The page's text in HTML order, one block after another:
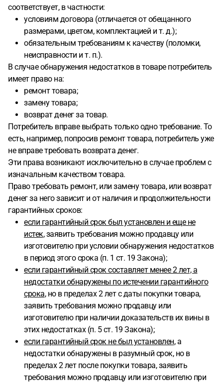
экспертиза подтвердит, что это негарантийный случай?
соответствует, в частности:
условиям договора (отличается от обещанного
размерами, цветом, комплектацией и т. д.);
обязательным требованиям к качеству (поломки,
неисправности и т. п.).
В случае обнаружения недостатков в товаре потребитель
имеет право на:
ремонт товара;
замену товара;
возврат денег за товар.
Потребитель вправе выбрать только одно требование. То
есть, например, попросив ремонт товара, потребитель уже
не вправе требовать возврата денег.
Эти права возникают исключительно в случае проблем с
изначальным качеством товара.
Право требовать ремонт, или замену товара, или возврат
денег за него зависит и от наличия и продолжительности
гарантийных сроков:
если гарантийный срок был установлен и еще не
истек, заявить требования можно продавцу или
изготовителю при условии обнаружения недостатков
в период этого срока (п. 1 ст. 19 Закона);
если гарантийный срок составляет менее 2 лет, а
недостатки обнаружены по истечении гарантийного
срока, но в пределах 2 лет с даты покупки товара,
заявить требования можно продавцу или
изготовителю при наличии доказательств их вины в
этих недостатках (п. 5 ст. 19 Закона);
если гарантийный срок не был установлен, а
недостатки обнаружены в разумный срок, но в
пределах 2 лет после покупки товара, заявить
требования можно продавцу или изготовителю при